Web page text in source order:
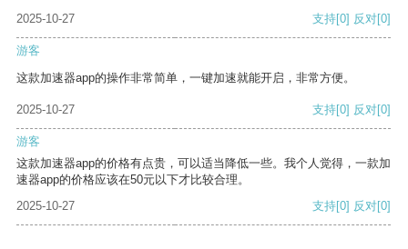
2025-10-27 支持[0] 反对[0]
游客
这款加速器app的操作非常简单，一键加速就能开启，非常方便。
2025-10-27 支持[0] 反对[0]
游客
这款加速器app的价格有点贵，可以适当降低一些。我个人觉得，一款加
速器app的价格应该在50元以下才比较合理。
2025-10-27
支持[0] 反对[0]